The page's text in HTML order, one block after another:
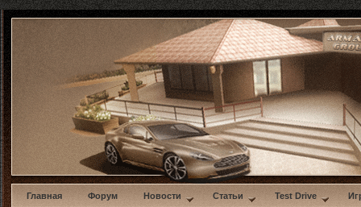
w
Главная Форум Новости Статьи Test Drive